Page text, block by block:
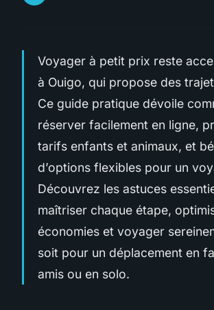
Voyager à petit prix reste
à Ouigo, qui propose des
Ce guide pratique dévoile
réserver facilement en ligne,
tarifs enfants et animaux, et
d’options flexibles pour un
Découvrez les astuces
maîtriser chaque étape,
économies et voyager
soit pour un déplacement en
amis ou en solo.